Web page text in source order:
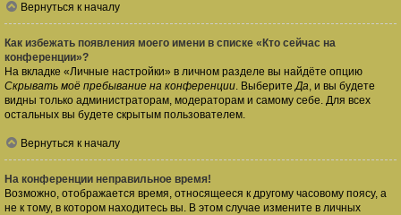
Вернуться к началу
Как избежать появления моего имени в списке «Кто сейчас на
конференции»?
На вкладке «Личные настройки» в личном разделе вы найдёте опцию
Скрывать моё пребывание на конференции. ВыберитеДа, и вы будете
видны только администраторам, модераторам и самому себе. Для всех
остальных вы будете скрытым пользователем.
Вернуться к началу
На конференции неправильное время!
Возможно, отображается время, относящееся к другому часовому поясу, а
не к тому, в котором находитесь вы. В этом случае измените в личных